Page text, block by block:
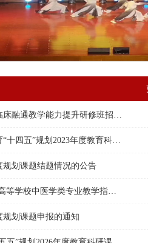
融通教学能力提升研修班招生
十四五”规划2023年度教育科研
规划课题结题情况的公告
等学校中医学类专业教学指导
规划课题申报的通知